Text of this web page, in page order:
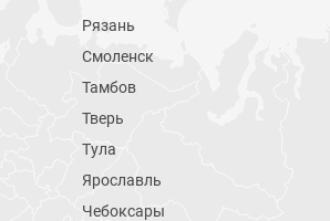
Рязань
Смоленск
Тамбов
Тверь
Тула
Ярославль
Чебоксары